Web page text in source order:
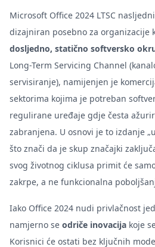
Microsoft Office 2024 LTSC
dizajniran posebno za organizacije
dosljedno, statično softversko
Long-Term Servicing Channel
servisiranje), namijenjen je
sektorima kojima je potreban
regulirane uređaje gdje česta
zabranjena. U osnovi je to izdanje
što znači da je skup značajki
svog životnog ciklusa primit će
zakrpe, a ne funkcionalna
Iako Office 2024 nudi privlačnost
namjerno se odriče inovacija koje
Korisnici će ostati bez ključnih